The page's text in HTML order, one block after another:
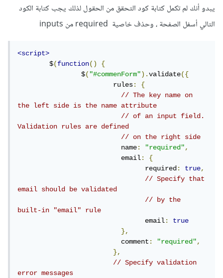
يبدو أنك لم تكمل كتابة كود التحقق من الحقول لذلك يجب كتابة الكود
التالي أسفل الصفحة ، وحذف خاصية required من inputs
<script>
	$
(function()
{
		$
("#commenForm").validate({
			rules
:
{
// The key name on
the left side is the name attribute
// of an input field.
Validation rules are defined
// on the right side
			  name
: "required",
			  email
:
{
				required
: true,
// Specify that
email should be validated
// by the
built-in "email" rule
				email
:
true
},
			  comment
: "required",
},
// Specify validation
error messages